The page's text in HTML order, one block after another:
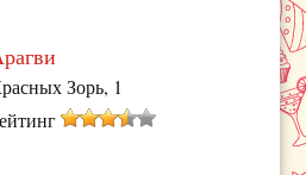
Зорь, 1